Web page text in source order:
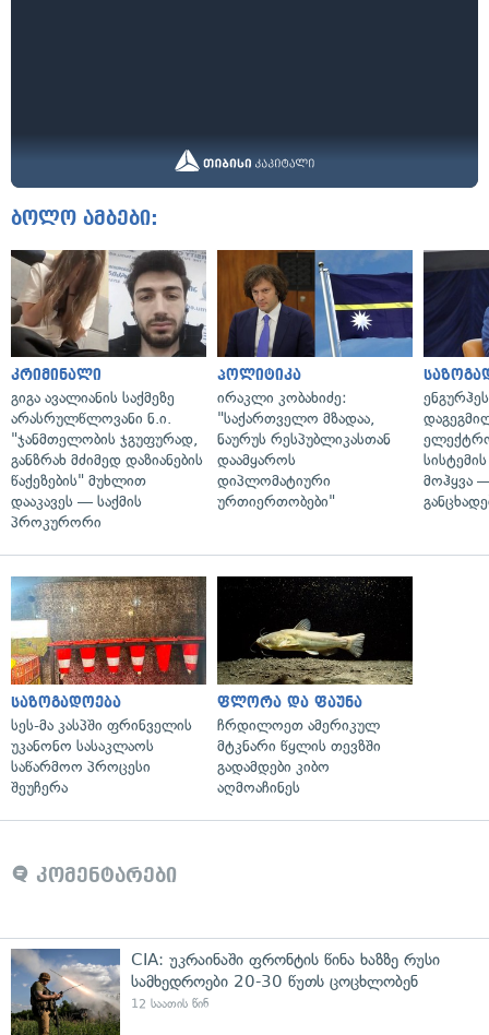
ბოლო ამბები:
კრიმინალი
გიგა ავალიანის საქმეზე
არასრულწლოვანი ნ.ი.
"ჯანმთელობის ჯგუფურად,
განზრახ მძიმედ დაზიანების
წაქეზების" მუხლით
დააკავეს — საქმის
პროკურორი
პოლიტიკა
ირაკლი კობახიძე:
"საქართველო მზადაა,
ნაურუს რესპუბლიკასთან
დაამყაროს
დიპლომატიური
ურთიერთობები"
მოჰყვა
საზოგადოება
სეს-მა კასპში ფრინველის
უკანონო სასაკლაოს
საწარმოო პროცესი
შეუჩერა
ფლორა და ფაუნა
ჩრდილოეთ ამერიკულ
მტკნარი წყლის თევზში
გადამდები კიბო
აღმოაჩინეს
კომენტარები
CIA: უკრაინაში ფრონტის წინა ხაზზე რუსი
სამხედროები 20-30 წუთს ცოცხლობენ
12 საათის წინ